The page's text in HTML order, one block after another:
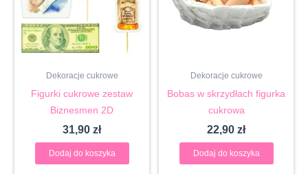
Dekoracje cukrowe
Figurki cukrowe zestaw
Biznesmen 2D
31,90 zł
Dodaj do koszyka
Dekoracje cukrowe
Bobas w skrzydłach figurka
cukrowa
22,90 zł
Dodaj do koszyka